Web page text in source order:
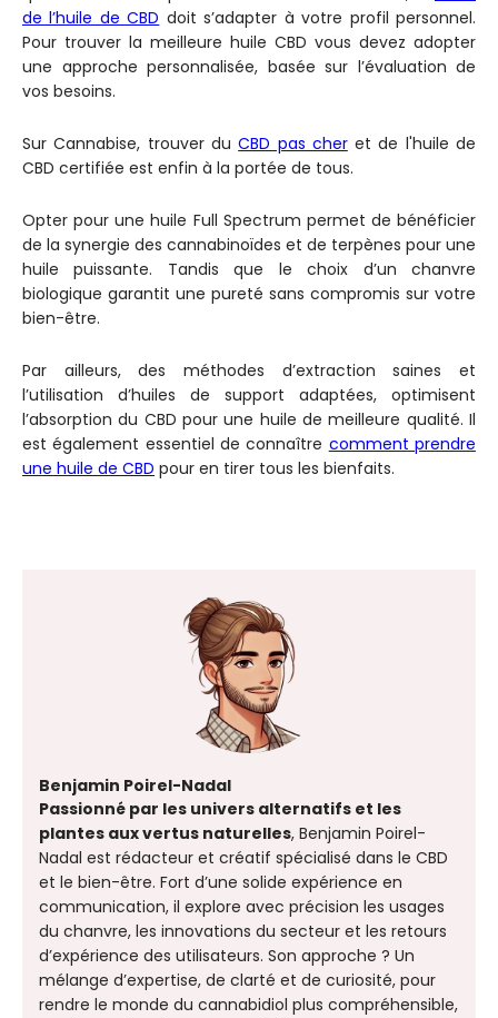
de l’huile de CBD doit s’adapter à votre profil personnel.
Pour trouver la meilleure huile CBD vous devez adopter
une approche personnalisée, basée sur l’évaluation de
vos besoins.
Sur Cannabise, trouver duCBD pas cheret de l'huile de
CBD certifiée est enfin à la portée de tous.
Opter pour une huile Full Spectrum permet de bénéficier
de la synergie des cannabinoïdes et de terpènes pour une
huile puissante. Tandis que le choix d’un chanvre
biologique garantit une pureté sans compromis sur votre
bien-être.
Par ailleurs, des méthodes d’extraction saines et
l’utilisation d’huiles de support adaptées, optimisent
l’absorption du CBD pour une huile de meilleure qualité. Il
est également essentiel de connaître comment prendre
une huile de CBD pour en tirer tous les bienfaits.
Benjamin Poirel-Nadal
Passionné par les univers alternatifs et les
plantes aux vertus naturelles, Benjamin Poirel-
Nadal est rédacteur et créatif spécialisé dans le CBD
et le bien-être. Fort d’une solide expérience en
communication, il explore avec précision les usages
du chanvre, les innovations du secteur et les retours
d’expérience des utilisateurs. Son approche ? Un
mélange d’expertise, de clarté et de curiosité, pour
rendre le monde du cannabidiol plus compréhensible,